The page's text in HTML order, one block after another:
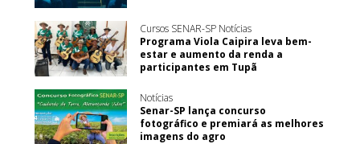
Cursos SENAR-SP Notícias
Programa Viola Caipira leva bem-
estar e aumento da renda a
participantes em Tupã
Notícias
Senar-SP lança concurso
fotográfico e premiará as melhores
imagens do agro